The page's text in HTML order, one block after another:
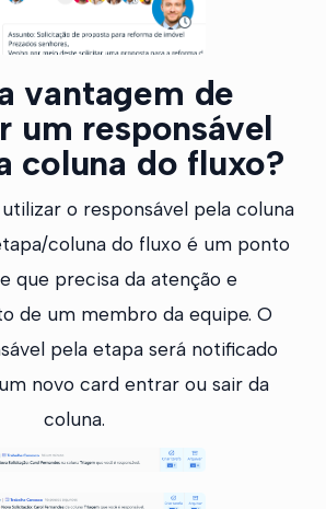
vantagem de
um responsável
coluna do fluxo?
o responsável pela coluna
coluna do fluxo é um ponto
que precisa da atenção e
de um membro da equipe. O
pela etapa será notificado
novo card entrar ou sair da
coluna.